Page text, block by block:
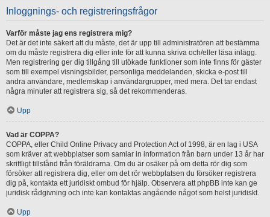
Inloggnings- och registreringsfrågor
Varför måste jag ens registrera mig?
Det är det inte säkert att du måste, det är upp till administratören att bestämma
om du måste registrera dig eller inte för att kunna skriva och/eller läsa inlägg.
Men registrering ger dig tillgång till utökade funktioner som inte finns för gäster
som till exempel visningsbilder, personliga meddelanden, skicka e-post till
andra användare, medlemskap i användargrupper, med mera. Det tar endast
några minuter att registrera sig, så det rekommenderas.
Upp
Vad är COPPA?
COPPA, eller Child Online Privacy and Protection Act of 1998, är en lag i USA
som kräver att webbplatser som samlar in information från barn under 13 år har
skriftligt tillstånd från föräldrarna. Om du är osäker på om detta rör dig som
försöker att registrera dig, eller om det rör webbplatsen du försöker registrera
dig på, kontakta ett juridiskt ombud för hjälp. Observera att phpBB inte kan ge
juridisk rådgivning och inte kan kontaktas angående något som helst juridiskt.
Upp